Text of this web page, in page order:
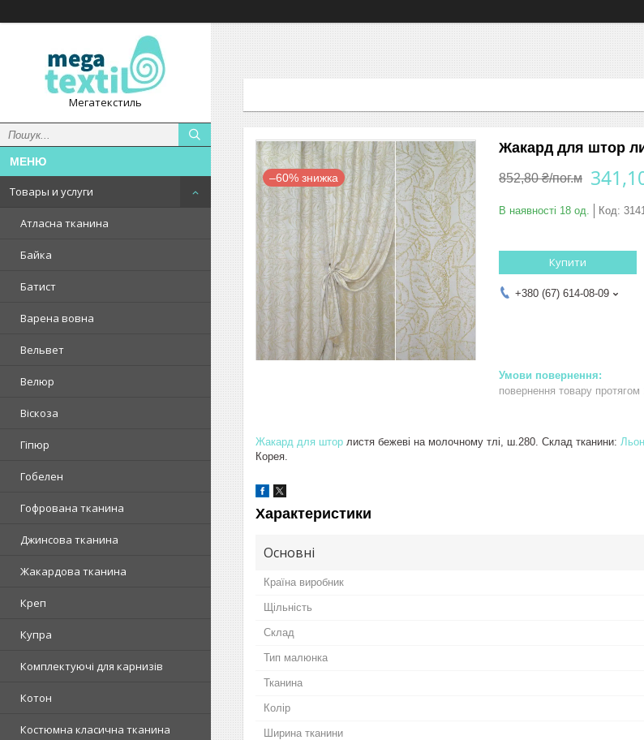
Мегатекстиль
Товары и услуги
Атласна тканина
Байка
Батист
Варена вовна
Вельвет
Велюр
Віскоза
Гіпюр
Гобелен
Гофрована тканина
Джинсова тканина
Жакардова тканина
Креп
Купра
Комплектуючі для карнизів
Котон
Костюмна класична тканина
–60%
Жакард для штор
852,80 ₴/пог.м
В наявності 18 од. Код:
Купити
+380 (67) 614-08-09
повернення товару протягом
Жакард для штор листя бежеві на молочному тлі, ш.280. Склад тканини: Льон
Корея.
Характеристики
Основні
Країна виробник
Щільність
Склад
Тип малюнка
Тканина
Колір
Ширина тканини